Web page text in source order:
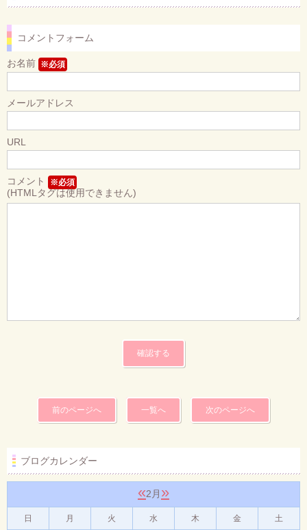
コメントフォーム
お名前 ※必須
メールアドレス
URL
コメント ※必須
(HTMLタグは使用できません)
前のページへ 一覧へ 次のページへ
ブログカレンダー
«2月 »
日 月 火 水 木 金 土